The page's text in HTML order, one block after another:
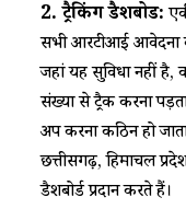
2.ट्रैकिंगडैशबोर्ड:
सभी आरटीआई आवेदनों
जहां यह सुविधा नहीं
संख्या से ट्रैक करना
अप करना कठिन हो
छत्तीसगढ़, हिमाचल
डैशबोर्ड प्रदान करते हैं।​